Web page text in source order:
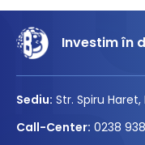
Investim în
Sediu: Str. Spiru Haret,
Call-Center: 0238 938